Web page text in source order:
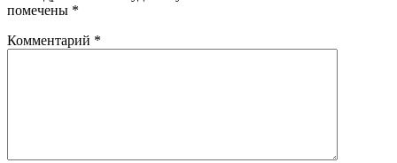
помечены *
Комментарий *